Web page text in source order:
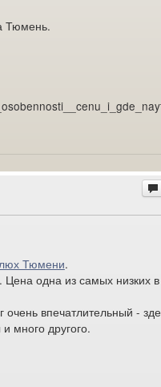
Тюмень.
Тюмени.
одна из самых низких в
впечатлительный -
много другого.